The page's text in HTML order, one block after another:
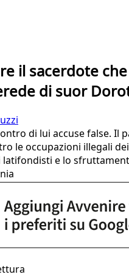
il sacerdote
di suor
di lui accuse false. Il
le occupazioni illegali
latifondisti e lo